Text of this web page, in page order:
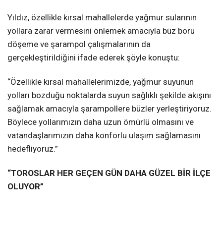
Yıldız, özellikle kırsal mahallelerde yağmur sularının
yollara zarar vermesini önlemek amacıyla büz boru
döşeme ve şarampol çalışmalarının da
gerçekleştirildiğini ifade ederek şöyle konuştu:
“Özellikle kırsal mahallelerimizde, yağmur suyunun
yolları bozduğu noktalarda suyun sağlıklı şekilde akışını
sağlamak amacıyla şarampollere büzler yerleştiriyoruz.
Böylece yollarımızın daha uzun ömürlü olmasını ve
vatandaşlarımızın daha konforlu ulaşım sağlamasını
hedefliyoruz.”
“TOROSLAR HER GEÇEN GÜN DAHA GÜZEL BİR İLÇE
OLUYOR”